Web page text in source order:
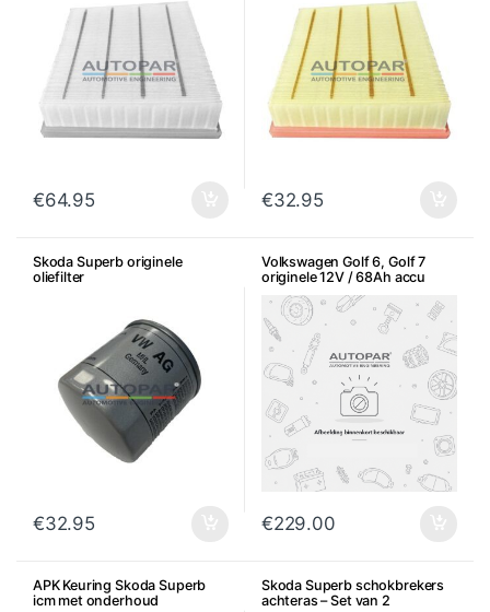
€64.95 €32.95
Skoda Superb originele
oliefilter
€32.95
Volkswagen Golf 6, Golf 7
originele 12V / 68Ah accu
€229.00
APK Keuring Skoda Superb
icm met onderhoud
Skoda Superb schokbrekers
achteras – Set van 2